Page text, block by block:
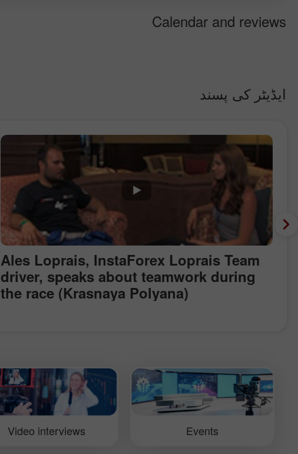
Calendar and reviews
ایڈیٹر کی پسند
Ales Loprais, InstaForex Loprais Team
driver, speaks about teamwork during
the race (Krasnaya Polyana)
Events
Video interviews